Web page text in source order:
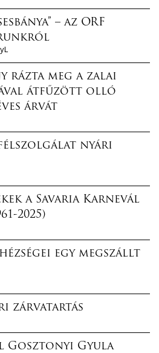
– az ORF
rázta meg a zalai
átfűzött olló
árvát
nyári
a Savaria Karnevál
2025)
egy megszállt
zárvatartás
Gosztonyi Gyula